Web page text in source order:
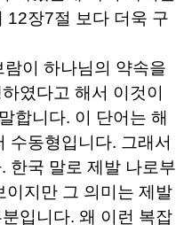
12장7절 보다 더욱 구
람이 하나님의 약속을
였다고 해서 이것이
합니다. 이 단어는 해
수동형입니다. 그래서
. 한국 말로 제발 나로부
이지만 그 의미는 제발
입니다. 왜 이런 복잡